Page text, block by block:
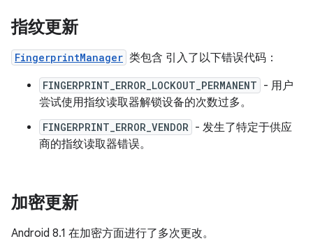
指纹更新
FingerprintManager 类包含 引入了以下错误代码：
FINGERPRINT_ERROR_LOCKOUT_PERMANENT - 用户
尝试使用指纹读取器解锁设备的次数过多。
FINGERPRINT_ERROR_VENDOR - 发生了特定于供应
商的指纹读取器错误。
加密更新
Android 8.1 在加密方面进行了多次更改。